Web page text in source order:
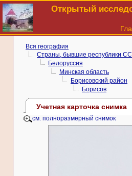
Открытый
Вся география
Страны, бывшие республики
Белоруссия
Минская область
Борисовский район
Борисов
Учетная карточка снимка
см. полноразмерный снимок